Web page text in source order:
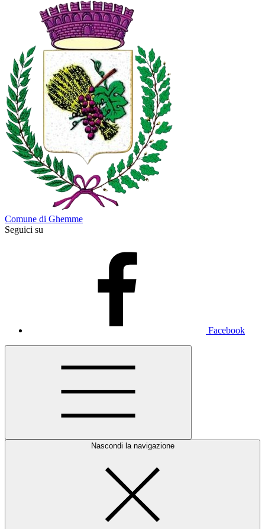
Comune di Ghemme
Seguici su
Facebook
Nascondi la navigazione